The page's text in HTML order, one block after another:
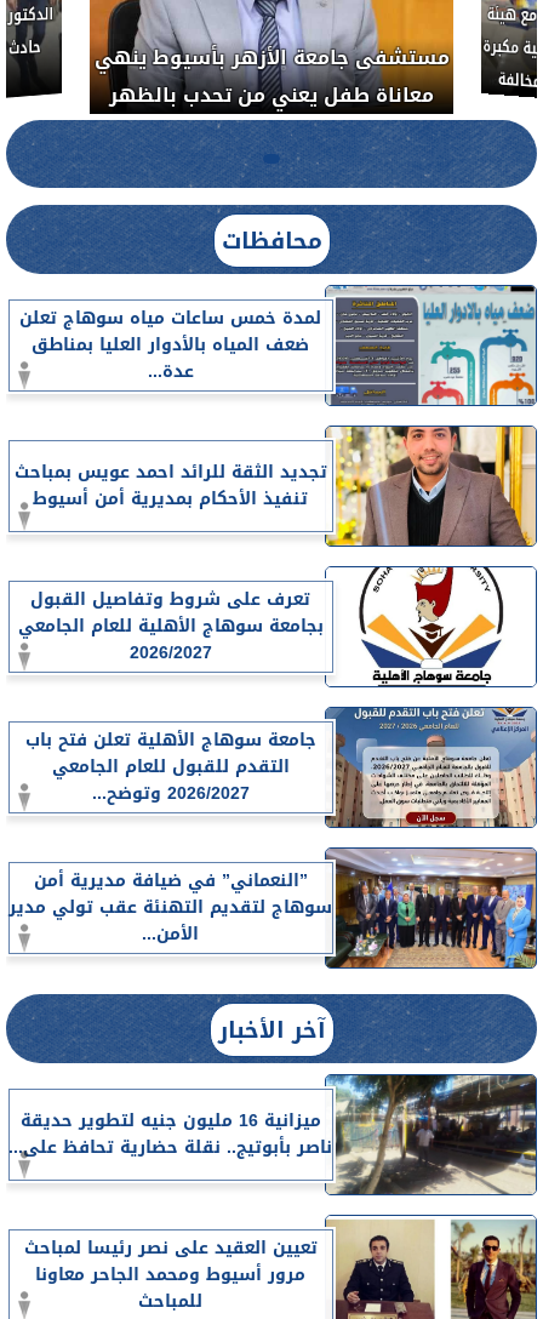
العلاج الحر بمنفلوط بالتعاون مع هيئة
الدواء المصرية يشن حملة رقابية مكبرة
لضبط المنشآت الطبية المخالفة.....
خبيث
محافظات
لمدة خمس ساعات مياه سوهاج تعلن
ضعف المياه بالأدوار العليا بمناطق
عدة...
تجديد الثقة للرائد احمد عويس بمباحث
تنفيذ الأحكام بمديرية أمن أسيوط
تعرف على شروط وتفاصيل القبول
بجامعة سوهاج الأهلية للعام الجامعي
2026/2027
جامعة سوهاج الأهلية تعلن فتح باب
التقدم للقبول للعام الجامعي
2026/2027 وتوضح...
”النعماني” في ضيافة مديرية أمن
سوهاج لتقديم التهنئة عقب تولي مدير
الأمن...
آخر الأخبار
ميزانية 16 مليون جنيه لتطوير حديقة
ناصر بأبوتيج.. نقلة حضارية تحافظ على...
تعيين العقيد على نصر رئيسا لمباحث
مرور أسيوط ومحمد الجاحر معاونا
للمباحث